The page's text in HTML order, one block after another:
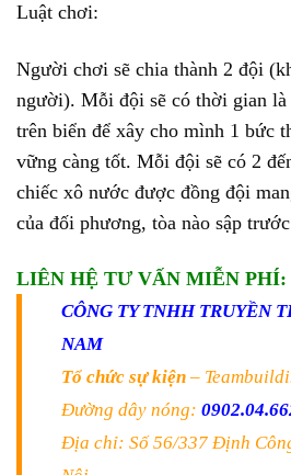
Luật chơi:
Người chơi sẽ chia thành 2 đội
người). Mỗi đội sẽ có thời gian là
trên biển để xây cho mình 1 bức
vững càng tốt. Mỗi đội sẽ có 2
chiếc xô nước được đồng đội
của đối phương, tòa nào sập
LIÊN HỆ TƯ VẤN MIỄN PHÍ:
CÔNG TY TNHH TRUYỀN
NAM
Tổ chức sự kiện –
Đường dây nóng:
Địa chỉ: Số 56/337 Định